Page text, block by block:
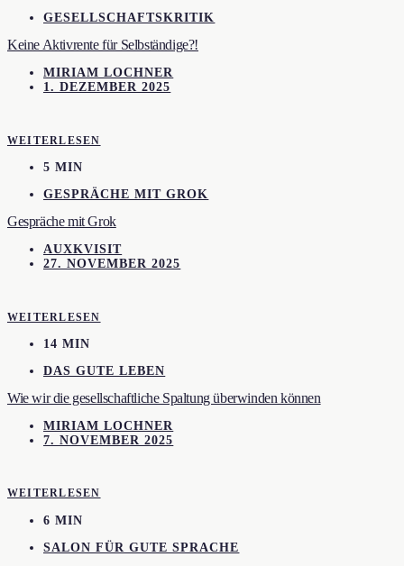
GESELLSCHAFTSKRITIK
Keine Aktivrente für Selbständige?!
MIRIAM LOCHNER
1. DEZEMBER 2025
WEITERLESEN
5 MIN
GESPRÄCHE MIT GROK
Gespräche mit Grok
AUXKVISIT
27. NOVEMBER 2025
WEITERLESEN
14 MIN
DAS GUTE LEBEN
Wie wir die gesellschaftliche Spaltung überwinden können
MIRIAM LOCHNER
7. NOVEMBER 2025
WEITERLESEN
6 MIN
SALON FÜR GUTE SPRACHE